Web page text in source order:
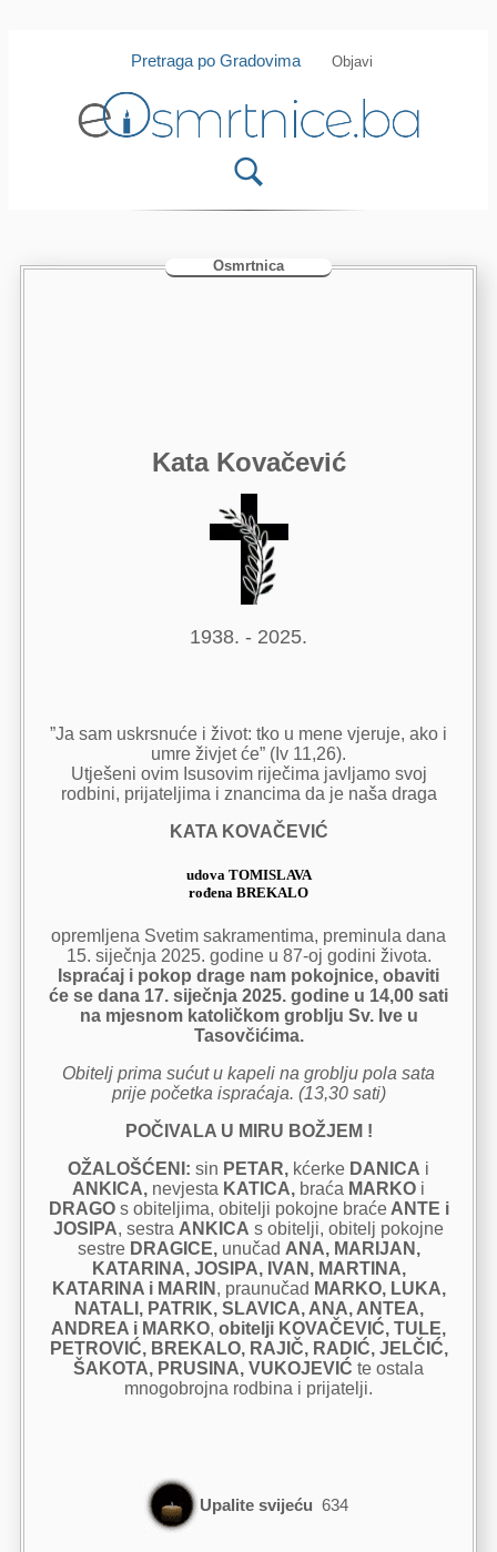
Pretraga po Gradovima Objavi
Osmrtnica
Kata Kovačević
1938. - 2025.
”Ja sam uskrsnuće i život: tko u mene vjeruje, ako i
umre živjet će” (Iv 11,26).
Utješeni ovim Isusovim riječima javljamo svoj
rodbini, prijateljima i znancima da je naša draga
KATA KOVAČEVIĆ
udova TOMISLAVA
rođena BREKALO
opremljena Svetim sakramentima, preminula dana
15. siječnja 2025. godine u 87-oj godini života.
Ispraćaj i pokop drage nam pokojnice, obaviti
će se dana 17. siječnja 2025. godine u 14,00 sati
na mjesnom katoličkom groblju Sv. Ive u
Tasovčićima.
Obitelj prima sućut u kapeli na groblju pola sata
prije početka ispraćaja. (13,30 sati)
POČIVALA U MIRU BOŽJEM !
OŽALOŠĆENI: sin PETAR, kćerke DANICA i
ANKICA, nevjesta KATICA, braća MARKO i
DRAGOs obiteljima, obitelji pokojne braćeANTE i
JOSIPA, sestra ANKICA s obitelji, obitelj pokojne
sestre DRAGICE,unučad ANA, MARIJAN,
KATARINA, JOSIPA, IVAN, MARTINA,
KATARINA i MARIN , praunučad MARKO, LUKA,
NATALI, PATRIK, SLAVICA, ANA, ANTEA,
ANDREA i MARKO, obitelji KOVAČEVIĆ, TULE,
PETROVIĆ, BREKALO, RAJIČ, RADIĆ, JELČIĆ,
ŠAKOTA, PRUSINA, VUKOJEVIĆ te ostala
mnogobrojna rodbina i prijatelji.
Upalite svijeću 634